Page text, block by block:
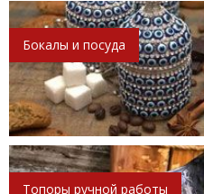
Бокалы и посуда
Топоры ручной работы